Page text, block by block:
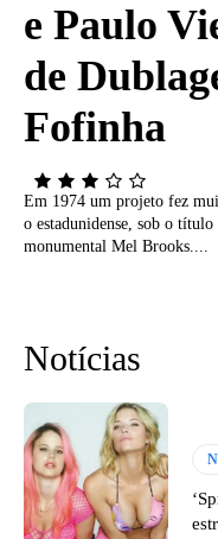
e Paulo
de
Fofinha
Em 1974 um projeto fez
o estadunidense, sob o
monumental Mel Brooks....
Notícias